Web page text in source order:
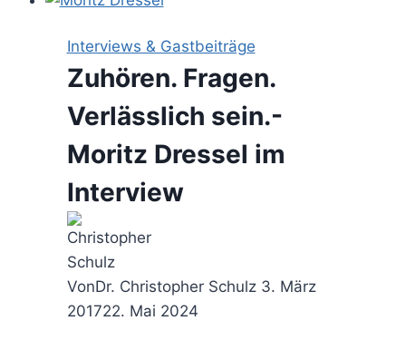
auf
Augenhöhe
dem
Kunden
Interviews & Gastbeiträge
Zuhören. Fragen.
Verlässlich sein.-
Moritz Dressel im
Interview
VonDr. Christopher Schulz 3. März
201722. Mai 2024